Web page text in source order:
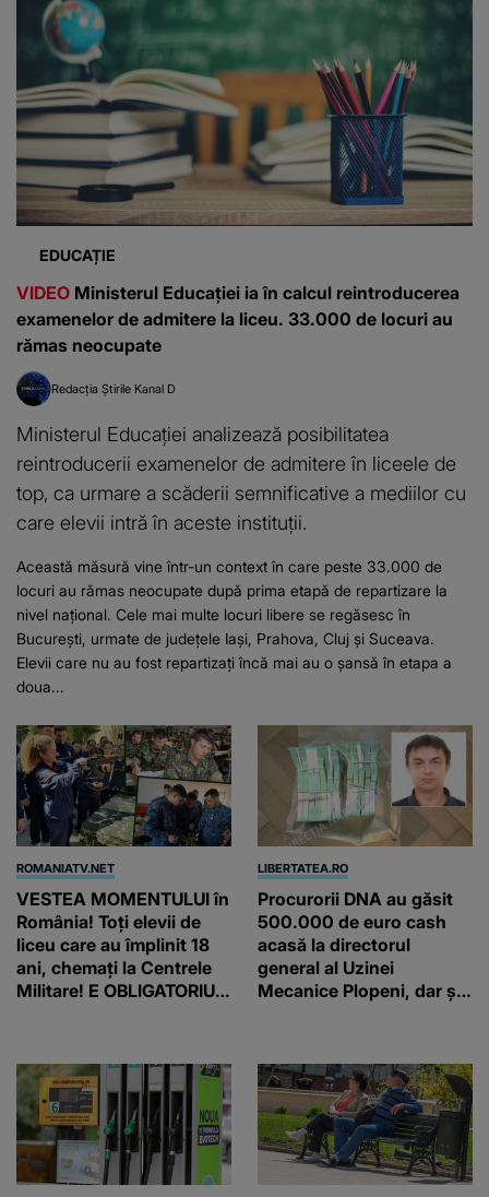
EDUCAȚIE
VIDEO Ministerul Educației ia în calcul reintroducerea
examenelor de admitere la liceu. 33.000 de locuri au
rămas neocupate
Redacția Știrile Kanal D
Ministerul Educației analizează posibilitatea
reintroducerii examenelor de admitere în liceele de
top, ca urmare a scăderii semnificative a mediilor cu
care elevii intră în aceste instituții.
Această măsură vine într-un context în care peste 33.000 de
locuri au rămas neocupate după prima etapă de repartizare la
nivel național. Cele mai multe locuri libere se regăsesc în
București, urmate de județele Iași, Prahova, Cluj și Suceava.
Elevii care nu au fost repartizați încă mai au o șansă în etapa a
doua...
ROMANIATV.NET
VESTEA MOMENTULUI în
România! Toți elevii de
liceu care au împlinit 18
ani, chemați la Centrele
Militare! E OBLIGATORIU.
LIBERTATEA.RO
Procurorii DNA au găsit
500.000 de euro cash
acasă la directorul
general al Uzinei
Mecanice Plopeni, dar și